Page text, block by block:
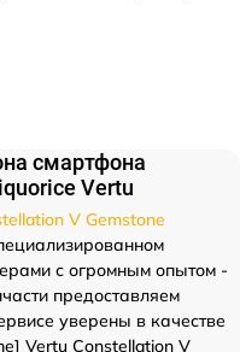
смартфона
Vertu
V Gemstone
с огромным опытом -
предоставляем
уверены в качестве
Vertu Constellation V